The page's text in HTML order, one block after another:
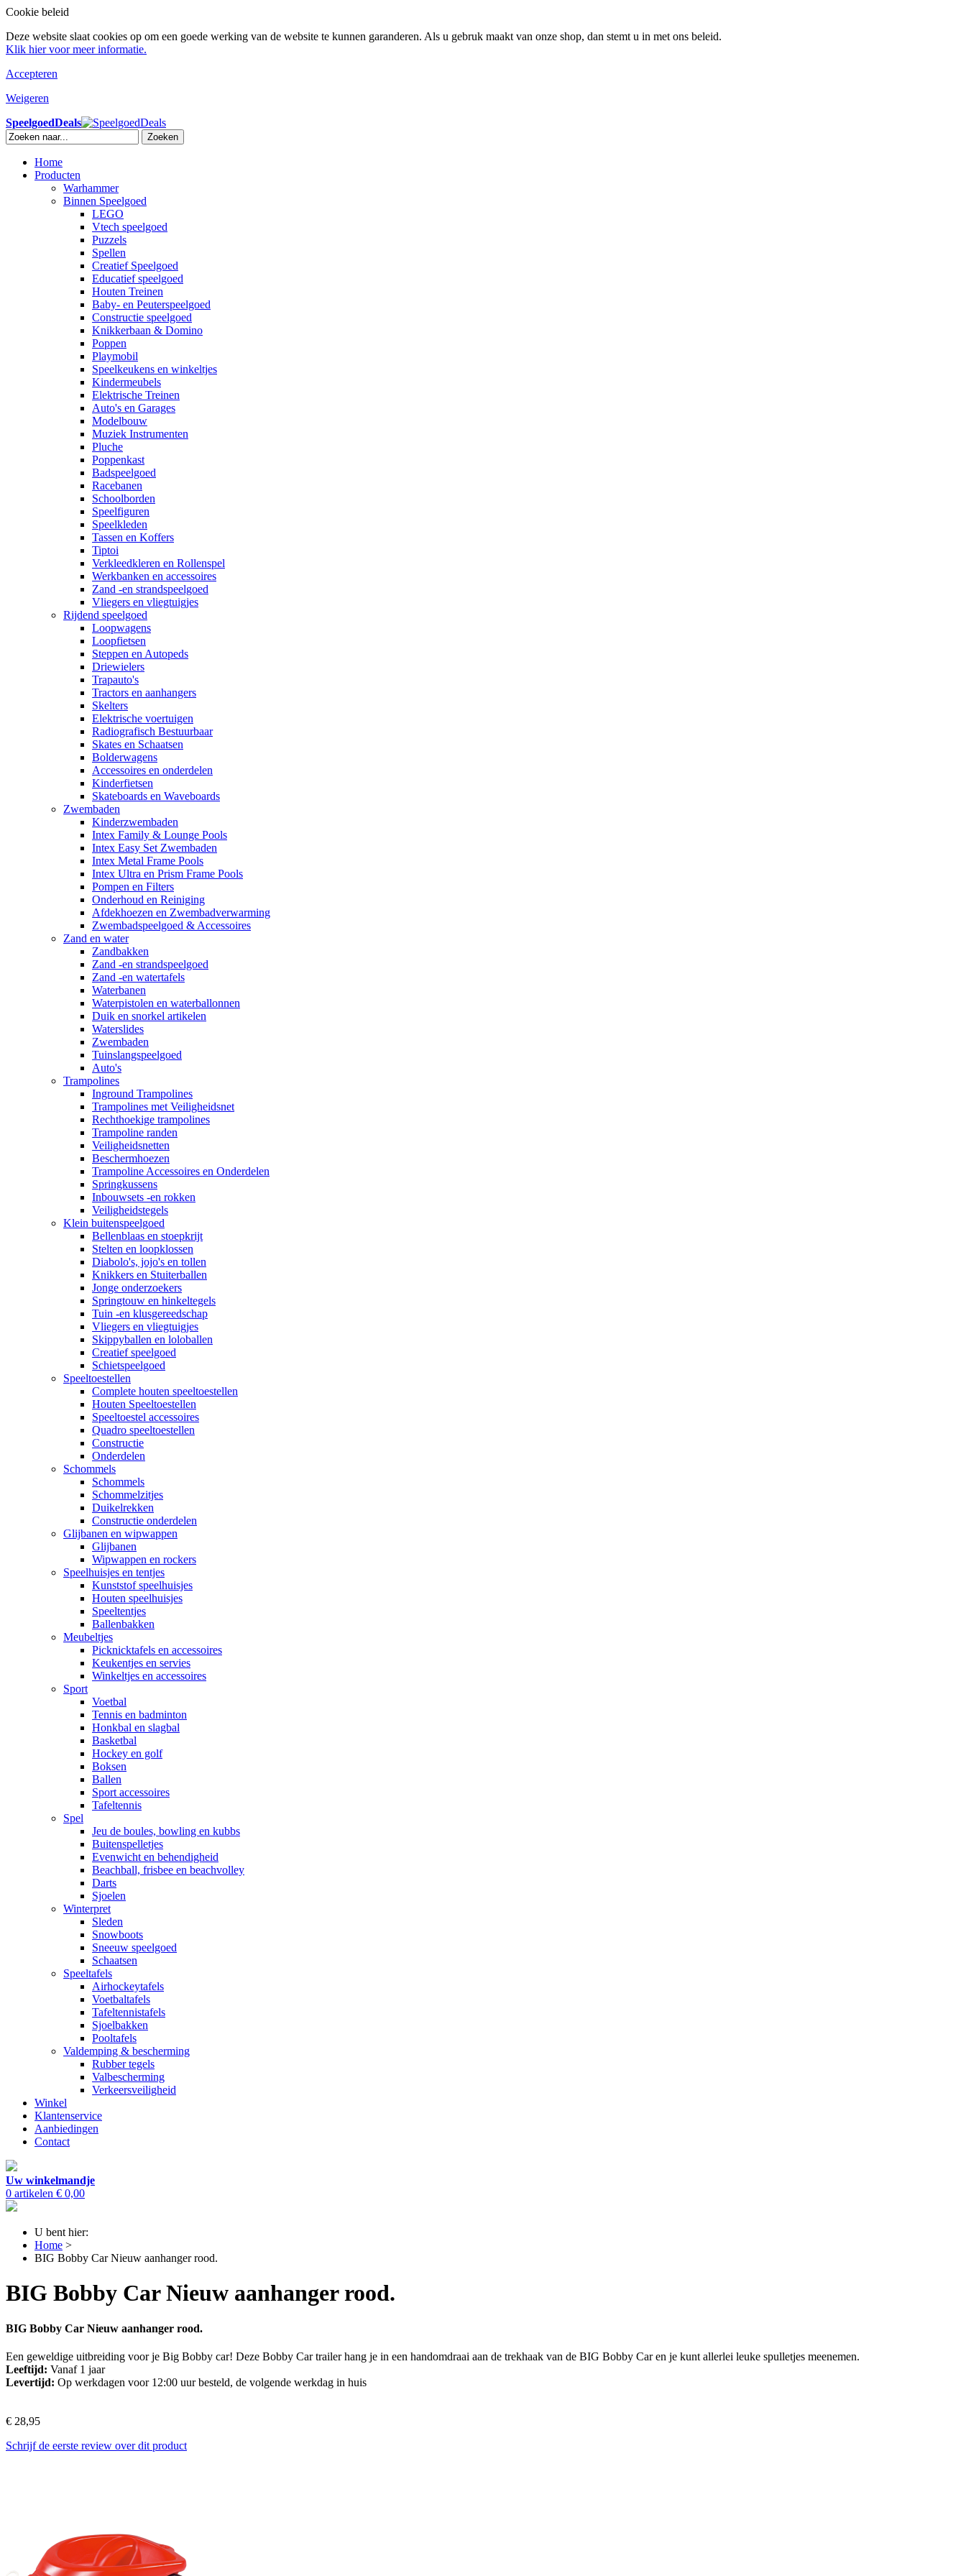
Cookie beleid
Deze website slaat cookies op om een goede werking van de website te kunnen garanderen. Als u gebruk maakt van onze shop, dan stemt u in met ons beleid.
Klik hier voor meer informatie.
Accepteren
Weigeren
SpeelgoedDeals
Zoeken
Home
Producten
Warhammer
Binnen Speelgoed
LEGO
Vtech speelgoed
Puzzels
Spellen
Creatief Speelgoed
Educatief speelgoed
Houten Treinen
Baby- en Peuterspeelgoed
Constructie speelgoed
Knikkerbaan & Domino
Poppen
Playmobil
Speelkeukens en winkeltjes
Kindermeubels
Elektrische Treinen
Auto's en Garages
Modelbouw
Muziek Instrumenten
Pluche
Poppenkast
Badspeelgoed
Racebanen
Schoolborden
Speelfiguren
Speelkleden
Tassen en Koffers
Tiptoi
Verkleedkleren en Rollenspel
Werkbanken en accessoires
Zand -en strandspeelgoed
Vliegers en vliegtuigjes
Rijdend speelgoed
Loopwagens
Loopfietsen
Steppen en Autopeds
Driewielers
Trapauto's
Tractors en aanhangers
Skelters
Elektrische voertuigen
Radiografisch Bestuurbaar
Skates en Schaatsen
Bolderwagens
Accessoires en onderdelen
Kinderfietsen
Skateboards en Waveboards
Zwembaden
Kinderzwembaden
Intex Family & Lounge Pools
Intex Easy Set Zwembaden
Intex Metal Frame Pools
Intex Ultra en Prism Frame Pools
Pompen en Filters
Onderhoud en Reiniging
Afdekhoezen en Zwembadverwarming
Zwembadspeelgoed & Accessoires
Zand en water
Zandbakken
Zand -en strandspeelgoed
Zand -en watertafels
Waterbanen
Waterpistolen en waterballonnen
Duik en snorkel artikelen
Waterslides
Zwembaden
Tuinslangspeelgoed
Auto's
Trampolines
Inground Trampolines
Trampolines met Veiligheidsnet
Rechthoekige trampolines
Trampoline randen
Veiligheidsnetten
Beschermhoezen
Trampoline Accessoires en Onderdelen
Springkussens
Inbouwsets -en rokken
Veiligheidstegels
Klein buitenspeelgoed
Bellenblaas en stoepkrijt
Stelten en loopklossen
Diabolo's, jojo's en tollen
Knikkers en Stuiterballen
Jonge onderzoekers
Springtouw en hinkeltegels
Tuin -en klusgereedschap
Vliegers en vliegtuigjes
Skippyballen en loloballen
Creatief speelgoed
Schietspeelgoed
Speeltoestellen
Complete houten speeltoestellen
Houten Speeltoestellen
Speeltoestel accessoires
Quadro speeltoestellen
Constructie
Onderdelen
Schommels
Schommels
Schommelzitjes
Duikelrekken
Constructie onderdelen
Glijbanen en wipwappen
Glijbanen
Wipwappen en rockers
Speelhuisjes en tentjes
Kunststof speelhuisjes
Houten speelhuisjes
Speeltentjes
Ballenbakken
Meubeltjes
Picknicktafels en accessoires
Keukentjes en servies
Winkeltjes en accessoires
Sport
Voetbal
Tennis en badminton
Honkbal en slagbal
Basketbal
Hockey en golf
Boksen
Ballen
Sport accessoires
Tafeltennis
Spel
Jeu de boules, bowling en kubbs
Buitenspelletjes
Evenwicht en behendigheid
Beachball, frisbee en beachvolley
Darts
Sjoelen
Winterpret
Sleden
Snowboots
Sneeuw speelgoed
Schaatsen
Speeltafels
Airhockeytafels
Voetbaltafels
Tafeltennistafels
Sjoelbakken
Pooltafels
Valdemping & bescherming
Rubber tegels
Valbescherming
Verkeersveiligheid
Winkel
Klantenservice
Aanbiedingen
Contact
Uw winkelmandje
0 artikelen € 0,00
U bent hier:
Home >
BIG Bobby Car Nieuw aanhanger rood.
BIG Bobby Car Nieuw aanhanger rood.
BIG Bobby Car Nieuw aanhanger rood.
Een geweldige uitbreiding voor je Big Bobby car! Deze Bobby Car trailer hang je in een handomdraai aan de trekhaak van de BIG Bobby Car en je kunt allerlei leuke spulletjes meenemen.
Leeftijd: Vanaf 1 jaar
Levertijd: Op werkdagen voor 12:00 uur besteld, de volgende werkdag in huis
€ 28,95
Schrijf de eerste review over dit product